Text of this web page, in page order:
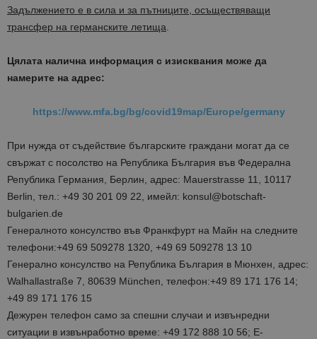
Задължението е в сила и за пътниците, осъществяващи
трансфер на германските летища.
Цялата налична информация с изисквания може да
намерите на адрес:
https://www.mfa.bg/bg/covid19map/Europe/germany
При нужда от съдействие българските граждани могат да се
свържат с посолство на Република България във Федерална
Република Германия, Берлин, адрес: Mauerstrasse 11, 10117
Berlin, тел.: +49 30 201 09 22, имейл: konsul@botschaft-
bulgarien.de
Генералното консулство във Франкфурт на Майн на следните
телефони:+49 69 509278 1320, +49 69 509278 13 10
Генерално консулство на Република България в Мюнхен, адрес:
Walhallastraße 7, 80639 München, телефон:+49 89 171 176 14;
+49 89 171 176 15
Дежурен телефон само за спешни случаи и извънредни
ситуации в извънработно време: +49 172 888 10 56; Е-